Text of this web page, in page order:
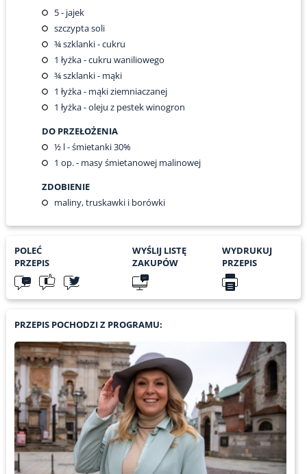
5- jajek
szczypta soli
¾szklanki - cukru
1 łyżka - cukru waniliowego
¾szklanki - mąki
1 łyżka - mąki ziemniaczanej
1 łyżka - oleju z pestek winogron
DO PRZEŁOŻENIA
½l - śmietanki 30%
1 op. - masy śmietanowej malinowej
ZDOBIENIE
maliny, truskawki i borówki
POLEĆ
PRZEPIS
WYŚLIJ LISTĘ
ZAKUPÓW
WYDRUKUJ
PRZEPIS
PRZEPIS POCHODZI Z PROGRAMU: